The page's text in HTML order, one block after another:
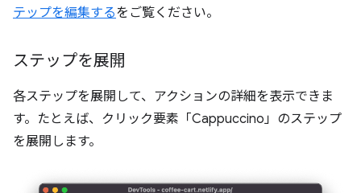
テップを編集するをご覧ください。
ステップを展開
各ステップを展開して、アクションの詳細を表示できま
す。たとえば、 クリック要素「Cappuccino」のステップ
を展開します。